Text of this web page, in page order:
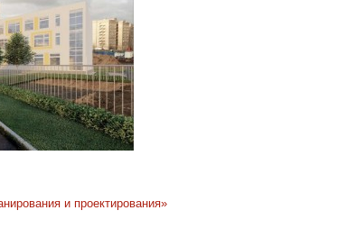
и проектирования»